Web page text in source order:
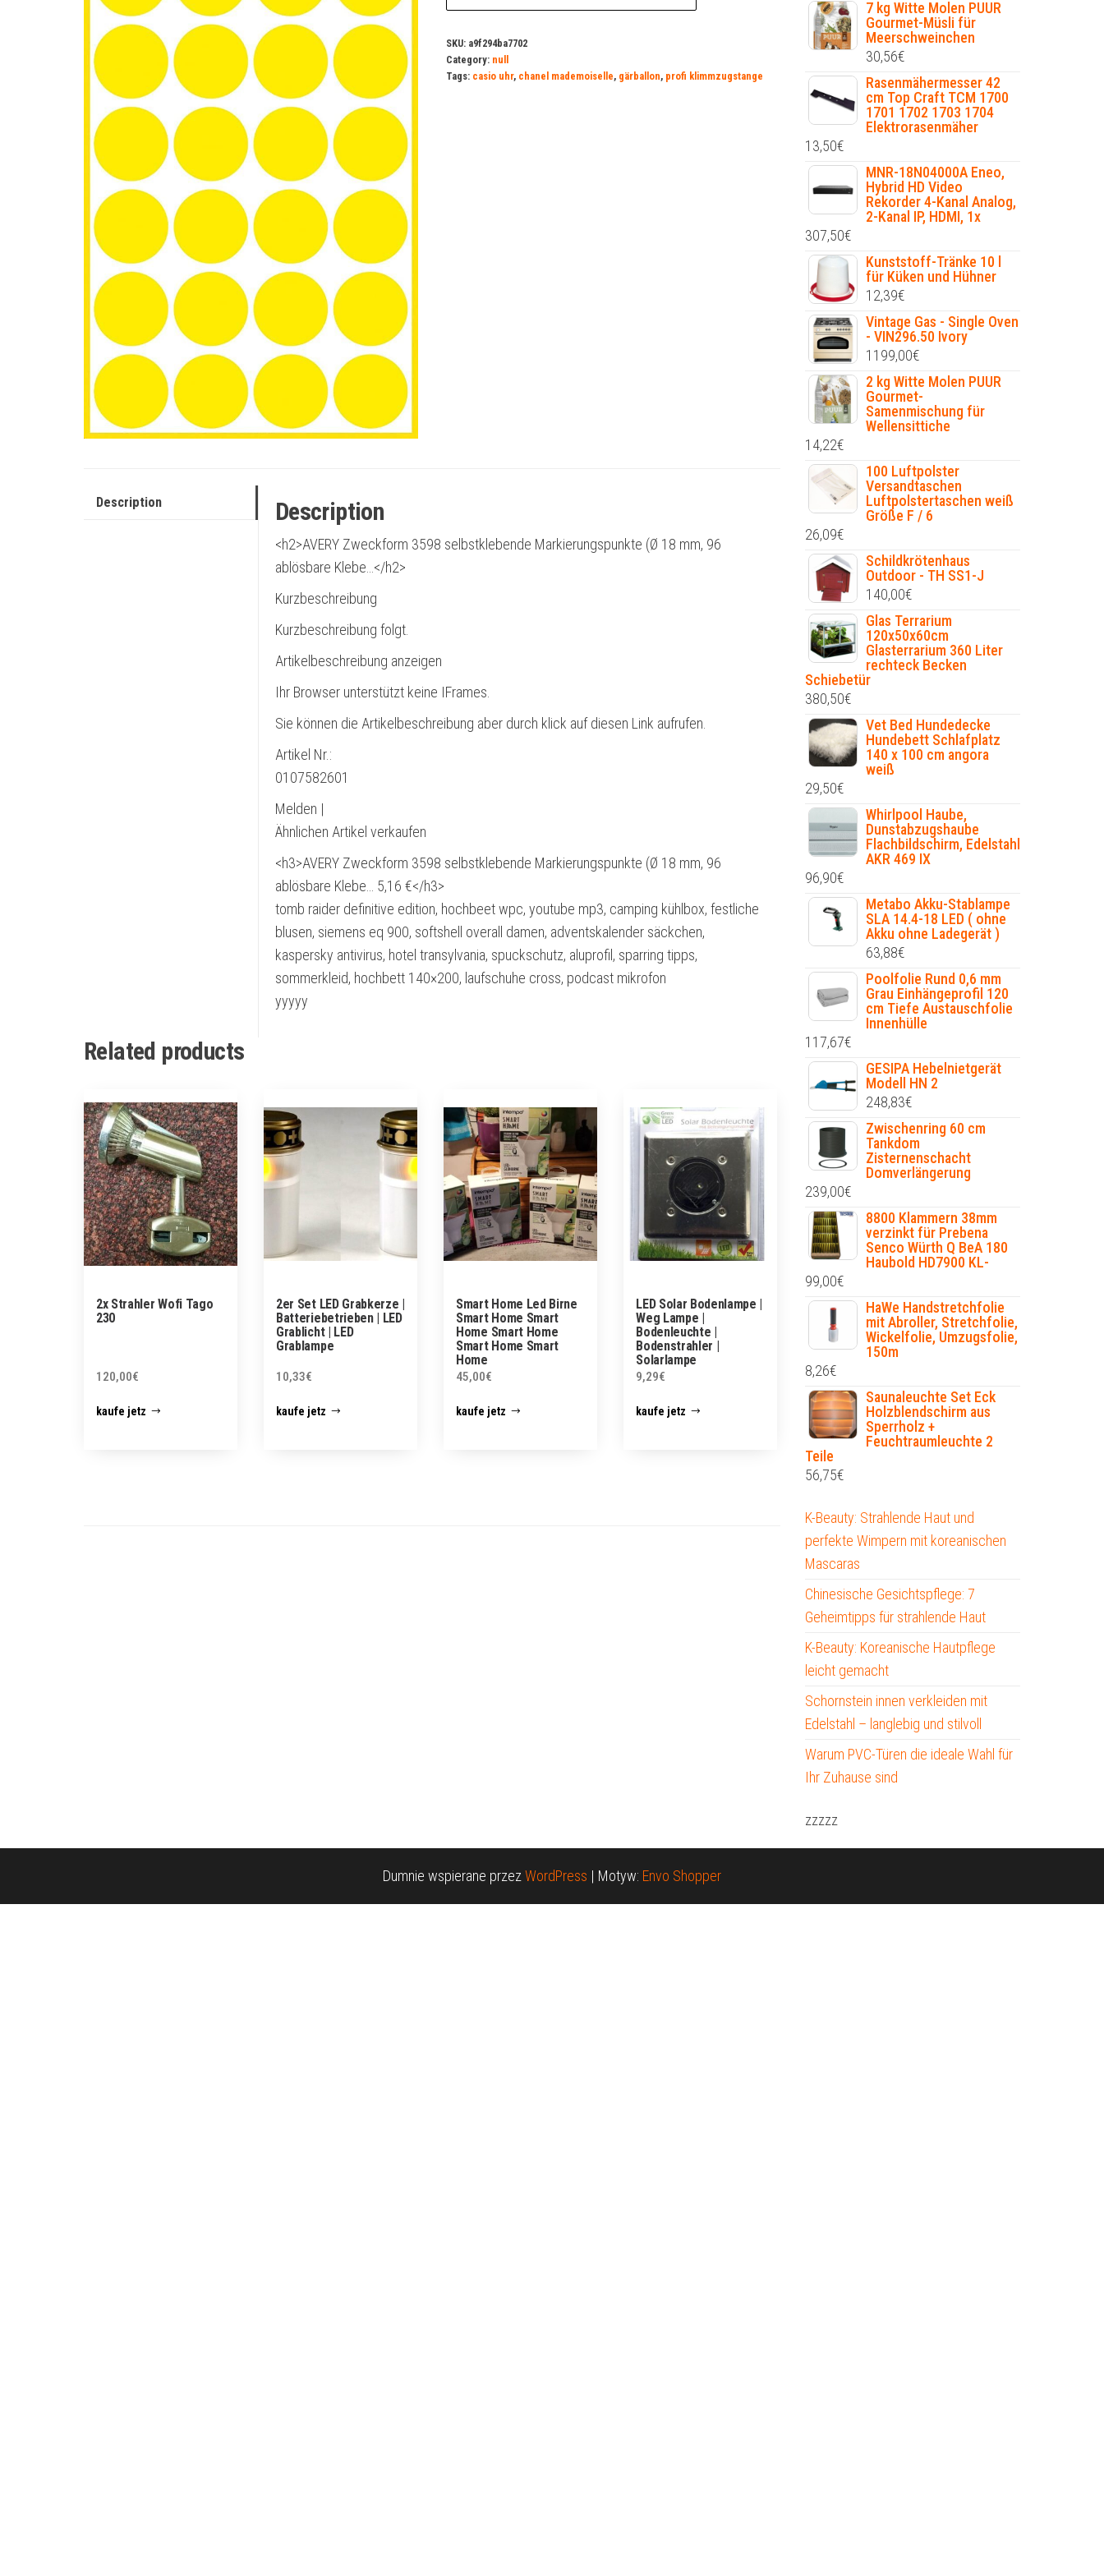
SKU: a9f294ba7702
Category: null
Tags: casio uhr, chanel mademoiselle, gärballon, profi klimmzugstange
Description Description
<h2>AVERY Zweckform 3598 selbstklebende Markierungspunkte (Ø 18 mm, 96
ablösbare Klebe…</h2>
Kurzbeschreibung
Kurzbeschreibung folgt.
Artikelbeschreibung anzeigen
Ihr Browser unterstützt keine IFrames.
Sie können die Artikelbeschreibung aber durch klick auf diesen Link aufrufen.
Artikel Nr.:
0107582601
Melden |
Ähnlichen Artikel verkaufen
<h3>AVERY Zweckform 3598 selbstklebende Markierungspunkte (Ø 18 mm, 96
ablösbare Klebe… 5,16 €</h3>
tomb raider definitive edition, hochbeet wpc, youtube mp3, camping kühlbox, festliche
blusen, siemens eq 900, softshell overall damen, adventskalender säckchen,
kaspersky antivirus, hotel transylvania, spuckschutz, aluprofil, sparring tipps,
sommerkleid, hochbett 140×200, laufschuhe cross, podcast mikrofon
yyyyy
Related products
2x Strahler Wofi Tago
230
120,00€
kaufe jetz
2er Set LED Grabkerze |
Batteriebetrieben | LED
Grablicht | LED
Grablampe
10,33€
kaufe jetz
Smart Home Led Birne
Smart Home Smart
Home Smart Home
Smart Home Smart
Home
45,00€
kaufe jetz
LED Solar Bodenlampe |
Weg Lampe |
Bodenleuchte |
Bodenstrahler |
Solarlampe
9,29€
kaufe jetz
7 kg Witte Molen PUUR
Gourmet-Müsli für
Meerschweinchen
30,56€
Rasenmähermesser 42
cm Top Craft TCM 1700
1701 1702 1703 1704
Elektrorasenmäher
13,50€
MNR-18N04000A Eneo,
Hybrid HD Video
Rekorder 4-Kanal Analog,
2-Kanal IP, HDMI, 1x
307,50€
Kunststoff-Tränke 10 l
für Küken und Hühner
12,39€
Vintage Gas - Single Oven
- VIN296.50 Ivory
1199,00€
2 kg Witte Molen PUUR
Gourmet-
Samenmischung für
Wellensittiche
14,22€
100 Luftpolster
Versandtaschen
Luftpolstertaschen weiß
Größe F / 6
26,09€
Schildkrötenhaus
Outdoor - TH SS1-J
140,00€
Glas Terrarium
120x50x60cm
Glasterrarium 360 Liter
rechteck Becken
Schiebetür
380,50€
Vet Bed Hundedecke
Hundebett Schlafplatz
140 x 100 cm angora
weiß
29,50€
Whirlpool Haube,
Dunstabzugshaube
Flachbildschirm, Edelstahl
AKR 469 IX
96,90€
Metabo Akku-Stablampe
SLA 14.4-18 LED ( ohne
Akku ohne Ladegerät )
63,88€
Poolfolie Rund 0,6 mm
Grau Einhängeprofil 120
cm Tiefe Austauschfolie
Innenhülle
117,67€
GESIPA Hebelnietgerät
Modell HN 2
248,83€
Zwischenring 60 cm
Tankdom
Zisternenschacht
Domverlängerung
239,00€
8800 Klammern 38mm
verzinkt für Prebena
Senco Würth Q BeA 180
Haubold HD7900 KL-
99,00€
HaWe Handstretchfolie
mit Abroller, Stretchfolie,
Wickelfolie, Umzugsfolie,
150m
8,26€
Saunaleuchte Set Eck
Holzblendschirm aus
Sperrholz +
Feuchtraumleuchte 2
Teile
56,75€
K-Beauty: Strahlende Haut und
perfekte Wimpern mit koreanischen
Mascaras
Chinesische Gesichtspflege: 7
Geheimtipps für strahlende Haut
K-Beauty: Koreanische Hautpflege
leicht gemacht
Schornstein innen verkleiden mit
Edelstahl – langlebig und stilvoll
Warum PVC-Türen die ideale Wahl für
Ihr Zuhause sind
zzzzz
Dumnie wspierane przez WordPress | Motyw: Envo Shopper